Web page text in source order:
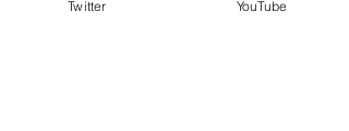
さらに表示
Twitter YouTube